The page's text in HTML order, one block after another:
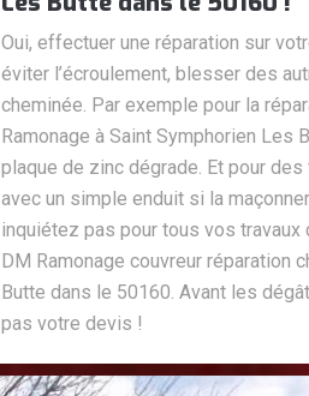
Oui, effectuer une réparation sur
éviter l’écroulement, blesser des
cheminée. Par exemple pour la
Ramonage à Saint Symphorien Les
plaque de zinc dégrade. Et pour
avec un simple enduit si la
inquiétez pas pour tous vos
DM Ramonage couvreur réparation
Butte dans le 50160. Avant les
pas votre devis !